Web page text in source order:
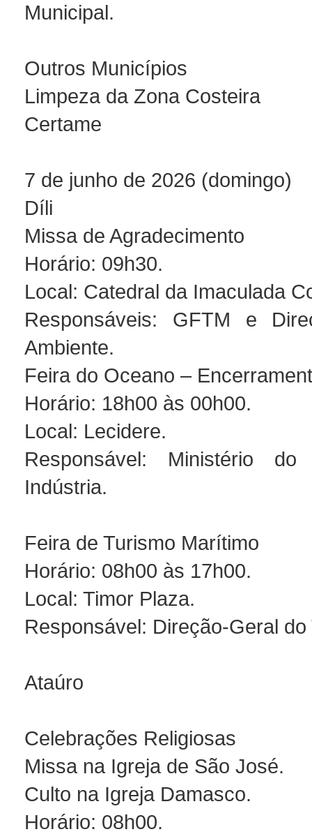
Municipal.
Outros Municípios
Limpeza da Zona Costeira
Certame
7 de junho de 2026 (domingo)
Díli
Missa de Agradecimento
Horário: 09h30.
Local: Catedral da Imaculada
Responsáveis: GFTM e
Ambiente.
Feira do Oceano –
Horário: 18h00 às 00h00.
Local: Lecidere.
Responsável: Ministério
Indústria.
Feira de Turismo Marítimo
Horário: 08h00 às 17h00.
Local: Timor Plaza.
Responsável: Direção-Geral do
Ataúro
Celebrações Religiosas
Missa na Igreja de São José.
Culto na Igreja Damasco.
Horário: 08h00.